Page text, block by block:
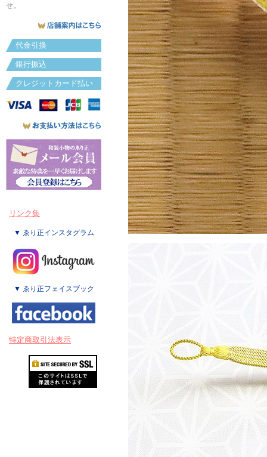
せ。
代金引換
銀行振込
クレジットカード払い
リンク集
▼ ゑり正インスタグラム
▼ ゑり正フェイスブック
特定商取引法表示